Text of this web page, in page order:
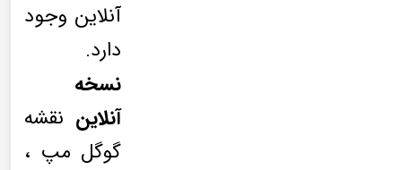
آنلاین وجود
دارد.
نسخه
آنلاین نقشه
گوگل مپ ،